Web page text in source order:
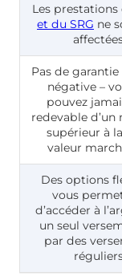
Les prestations
et du SRG ne
Pas de garantie
négative –
pouvez
redevable
supérieur à
valeur
Des options
vous
d’accéder à
un seul
par des